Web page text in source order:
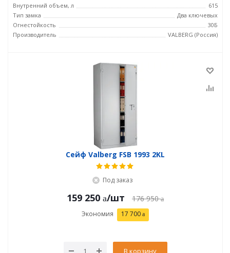
Внутренний объем, л
615
Тип замка
Два ключевых
Огнестойкость
30Б
Производитель
VALBERG (Россия)
Сейф Valberg FSB 1993 2KL
Под заказ
159 250 /шт 176 950
Экономия 17 700
В корзину